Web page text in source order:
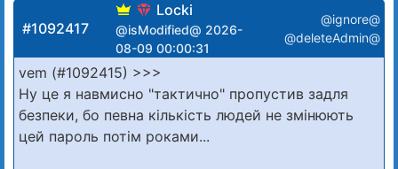
#1092417
Locki
@isModified@ 2026-
08-09 00:00:31
@ignore@
@deleteAdmin@
vem (#1092415) >>>
Ну це я навмисно "тактично" пропустив задля
безпеки, бо певна кількість людей не змінюють
цей пароль потім роками...